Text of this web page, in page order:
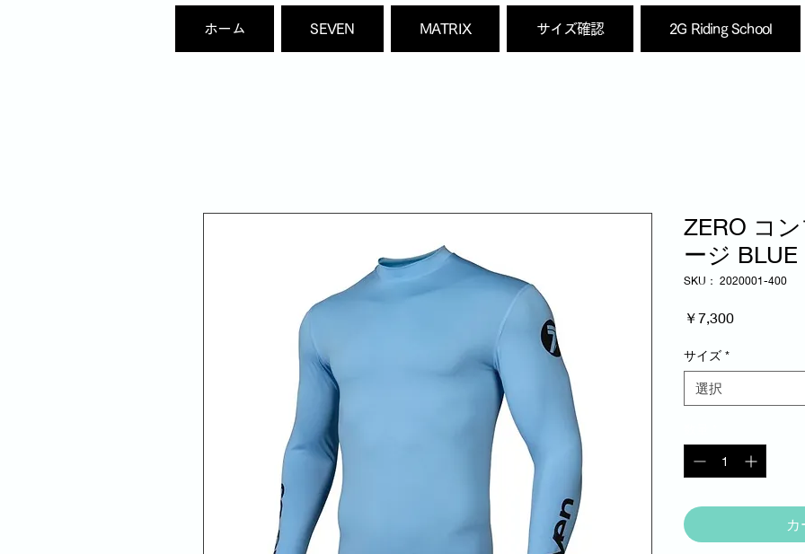
ホーム SEVEN MATRIX サイズ確認 2G Riding School
ZERO コ
ージ BLUE
SKU： 2020001-400
￥7,300価
サイズ *
選択
カ